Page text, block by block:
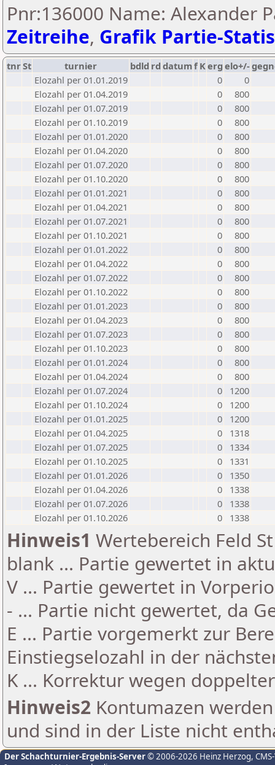
Pnr:136000 Name: Alexander
Zeitreihe, Grafik Partie-
tnrSt turnier bdld rd datumf Kerg elo+/-
Elozahl per 01.01.2019
0
0
Elozahl per 01.04.2019
0
800
Elozahl per 01.07.2019
0
800
Elozahl per 01.10.2019
0
800
Elozahl per 01.01.2020
0
800
Elozahl per 01.04.2020
0
800
Elozahl per 01.07.2020
0
800
Elozahl per 01.10.2020
0
800
Elozahl per 01.01.2021
0
800
Elozahl per 01.04.2021
0
800
Elozahl per 01.07.2021
0
800
Elozahl per 01.10.2021
0
800
Elozahl per 01.01.2022
0
800
Elozahl per 01.04.2022
0
800
Elozahl per 01.07.2022
0
800
Elozahl per 01.10.2022
0
800
Elozahl per 01.01.2023
0
800
Elozahl per 01.04.2023
0
800
Elozahl per 01.07.2023
0
800
Elozahl per 01.10.2023
0
800
Elozahl per 01.01.2024
0
800
Elozahl per 01.04.2024
0
800
Elozahl per 01.07.2024
0
1200
Elozahl per 01.10.2024
0
1200
Elozahl per 01.01.2025
0
1200
Elozahl per 01.04.2025
0
1318
Elozahl per 01.07.2025
0
1334
Elozahl per 01.10.2025
0
1331
Elozahl per 01.01.2026
0
1350
Elozahl per 01.04.2026
0
1338
Elozahl per 01.07.2026
0
1338
Elozahl per 01.10.2026
0 1338
Hinweis1 Wertebereich Feld
blank ... Partie gewertet in
V ... Partie gewertet in
- ... Partie nicht gewertet, da
E ... Partie vorgemerkt zur
Einstiegselozahl in der
K ... Korrektur wegen
Hinweis2 Kontumazen
und sind in der Liste nicht
Der Schachturnier-Ergebnis-Server© 2006-2026 Heinz Herzog,